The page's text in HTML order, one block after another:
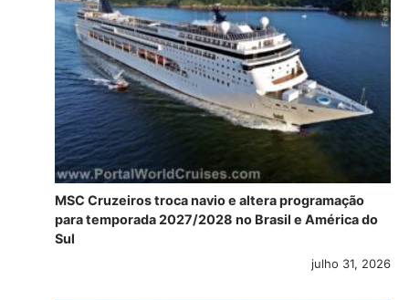
MSC Cruzeiros troca navio e altera programação
para temporada 2027/2028 no Brasil e América do
Sul
julho 31, 2026